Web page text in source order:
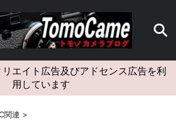
エイト広告及びアドセンス広告を利
用しています
関連 >